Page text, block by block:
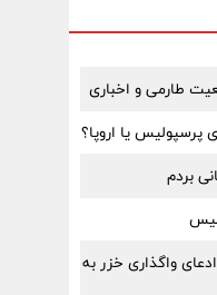
طارمی و اخباری
یا اروپا؟
بردم
واگذاری خزر به